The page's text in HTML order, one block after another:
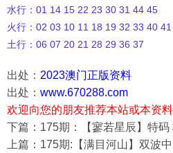
水行：01 14 15 22 23 30 31 44 45
火行：02 03 10 11 18 19 32 33 40
土行：06 07 20 21 28 29 36 37
出处： 2023澳门正版资料
出处： www.670288.com
欢迎向您的朋友推荐本站或本资料
下篇：175期：【寥若星辰】特码
上篇：175期:【满目河山】双波中